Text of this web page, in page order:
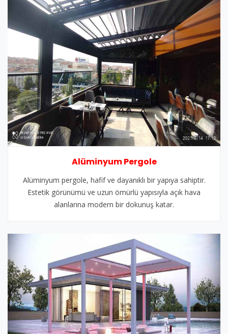
Alüminyum Pergole
Alüminyum pergole, hafif ve dayanıklı bir yapıya sahiptir.
Estetik görünümü ve uzun ömürlü yapısıyla açık hava
alanlarına modern bir dokunuş katar.